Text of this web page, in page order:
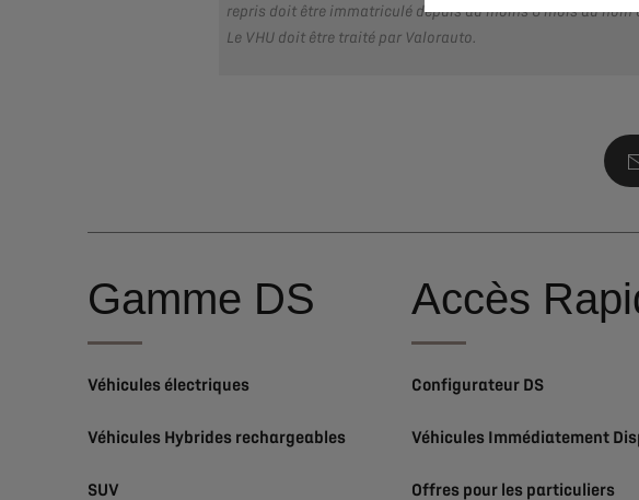
repris doit être immatriculé depuis au moins 6 mois au
Le VHU doit être traité par Valorauto.
Gamme DS
Véhicules électriques
Véhicules Hybrides rechargeables
SUV
Accès
Configurateur DS
Véhicules Immédiatement
Offres pour les particuliers